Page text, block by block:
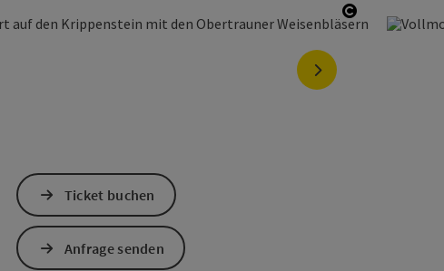
Copyright
nächstes Element
Ticket buchen
Anfrage senden